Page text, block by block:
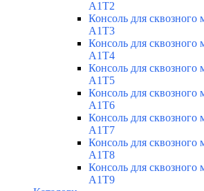
A1T2
Консоль для
A1T3
Консоль для
A1T4
Консоль для
A1T5
Консоль для
A1T6
Консоль для
A1T7
Консоль для
A1T8
Консоль для
A1T9